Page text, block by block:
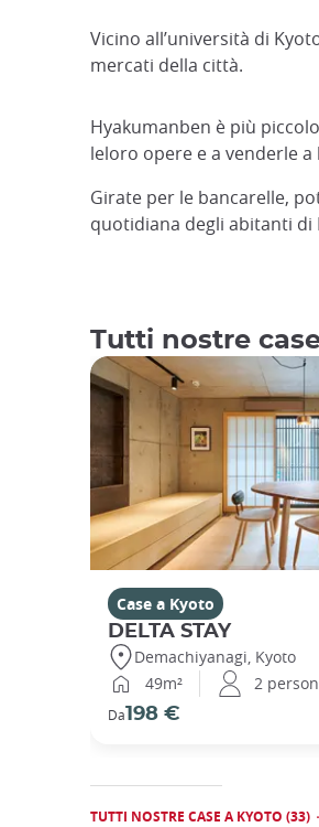
Vicino all’università di
mercati della città.
Hyakumanben è più
leloro opere e a venderle
Girate per le bancarelle,
quotidiana degli abitanti di
Tutti nostre
Case a Kyoto
DELTA STAY
Demachiyanagi, Kyoto
49m²
2
Da198 €
TUTTI NOSTRE CASE A KYOTO (33)